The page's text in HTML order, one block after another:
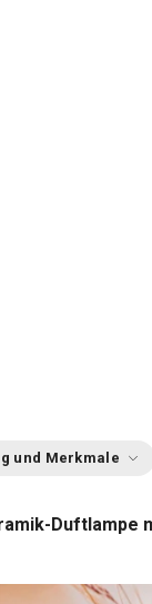
und Merkmale
Duftlampe